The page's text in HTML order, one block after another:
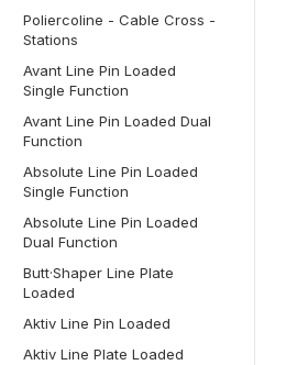
Poliercoline - Cable Cross -
Stations
Avant Line Pin Loaded
Single Function
Avant Line Pin Loaded Dual
Function
Absolute Line Pin Loaded
Single Function
Absolute Line Pin Loaded
Dual Function
Butt·Shaper Line Plate
Loaded
Aktiv Line Pin Loaded
Aktiv Line Plate Loaded